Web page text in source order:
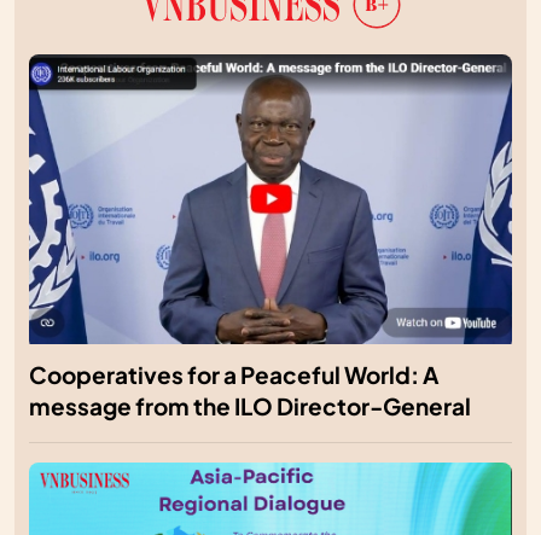
Cooperatives for a Peaceful World: A
message from the ILO Director-General